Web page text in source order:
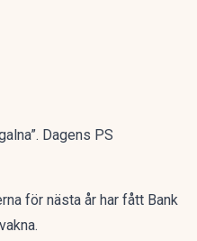
Dagens PS
för nästa år har fått Bank